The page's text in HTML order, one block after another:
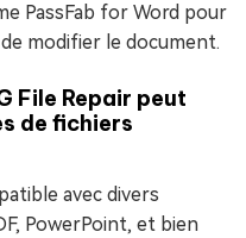
PassFab for Word pour
modifier le document.
File Repair peut
de fichiers
avec divers
PowerPoint, et bien